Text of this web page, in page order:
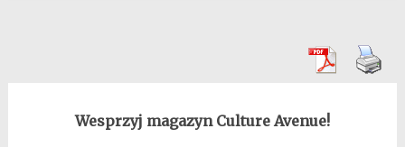
Wesprzyj magazyn Culture Avenue!